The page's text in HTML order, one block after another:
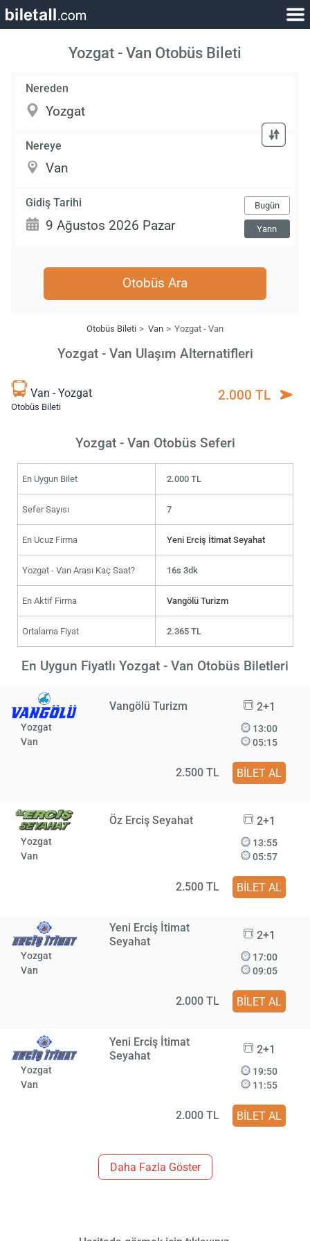
Yozgat - Van Otobüs Bileti
Nereden
Nereye
Gidiş Tarihi Bugün
Yarın
Otobüs Ara
Otobüs Bileti Van Yozgat - Van
Yozgat - Van Ulaşım Alternatifleri
Van - Yozgat
Otobüs Bileti
2.000 TL
Yozgat - Van Otobüs Seferi
En Uygun Bilet 2.000 TL
Sefer Sayısı 7
En Ucuz Firma Yeni Erciş İtimat Seyahat
Yozgat - Van Arası Kaç Saat? 16s 3dk
En Aktif Firma Vangölü Turizm
Ortalama Fiyat 2.365 TL
En Uygun Fiyatlı Yozgat - Van Otobüs Biletleri
Vangölü Turizm 2+1
Yozgat
Van
13:00
05:15
2.500 TL BİLET AL
Öz Erciş Seyahat 2+1
Yozgat
Van
13:55
05:57
2.500 TL BİLET AL
Yeni Erciş İtimat
Seyahat
2+1
Yozgat
Van
17:00
09:05
2.000 TL BİLET AL
Yeni Erciş İtimat
Seyahat
2+1
Yozgat
Van
19:50
11:55
2.000 TL BİLET AL
Daha Fazla Göster